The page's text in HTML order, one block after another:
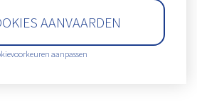
AANVAARDEN
aanpassen